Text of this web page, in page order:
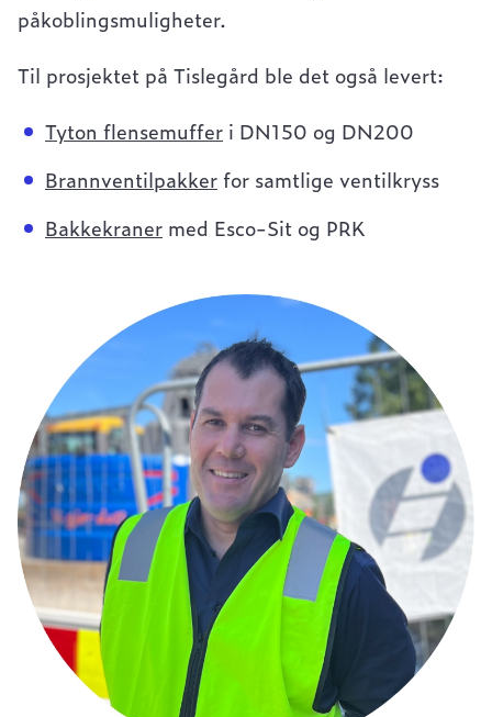
påkoblingsmuligheter.
Til prosjektet på Tislegård ble det også levert:
Tyton flensemuffer i DN150 og DN200
Brannventilpakkerfor samtlige ventilkryss
Bakkekraner med Esco-Sit og PRK